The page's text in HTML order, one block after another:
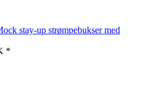
stay-up strømpebukser med
*